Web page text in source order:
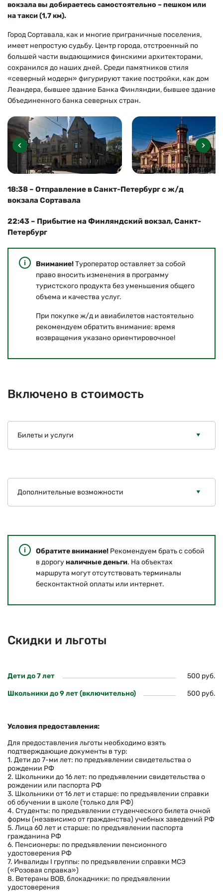
вокзала вы добираетесь самостоятельно – пешком или
на такси (1,7 км).
Город Сортавала, как и многие приграничные поселения,
имеет непростую судьбу. Центр города, отстроенный по
большей части выдающимися финскими архитекторами,
сохранился до наших дней. Среди памятников стиля
«северный модерн» фигурируют такие постройки, как дом
Леандера, бывшее здание Банка Финляндии, бывшее здание
Объединенного банка северных стран.
18:38 – Отправление в Санкт-Петербург с ж/д
вокзала Сортавала
22:43 – Прибытие на Финляндский вокзал, Санкт-
Петербург
Внимание!Туроператор оставляет за собой
право вносить изменения в программу
туристского продукта без уменьшения общего
объема и качества услуг.
При покупке ж/д и авиабилетов настоятельно
рекомендуем обратить внимание: время
возвращения указано ориентировочное!
Включено в стоимость
Билеты и услуги
Дополнительные возможности
Обратите внимание! Рекомендуем брать с собой
в дорогуналичные деньги. На объектах
маршрута могут отсутствовать терминалы
бесконтактной оплаты или интернет.
Скидки и льготы
Дети до 7 лет 500 руб.
Школьники до 9 лет (включительно) 500 руб.
Условия предоставления:
Для предоставления льготы необходимо взять
подтверждающие документы в тур:
1. Дети до 7-ми лет: по предъявлении свидетельства о
рождении РФ
2. Школьники до 16 лет: по предъявлении свидетельства о
рождении или паспорта РФ
3. Школьники от 16 лет и старше: по предъявлении справки
об обучении в школе (только для РФ)
4. Студенты: по предъявлении студенческого билета очной
формы (независимо от гражданства) учебных заведений РФ
5. Лица 60 лет и старше: по предъявлении паспорта
гражданина РФ
6. Пенсионеры: по предъявлении пенсионного
удостоверения РФ
7. Инвалиды I группы: по предъявлении справки МСЭ
(«Розовая справка»)
8. Ветераны ВОВ, блокадники: по предъявлении
удостоверения